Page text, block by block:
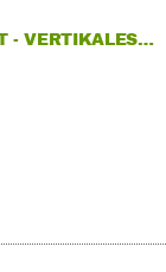
- VERTIKALES…